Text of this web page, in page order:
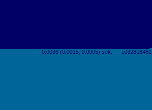
0.0036 (0.0015, 0.0005) sek. –– 1032818481